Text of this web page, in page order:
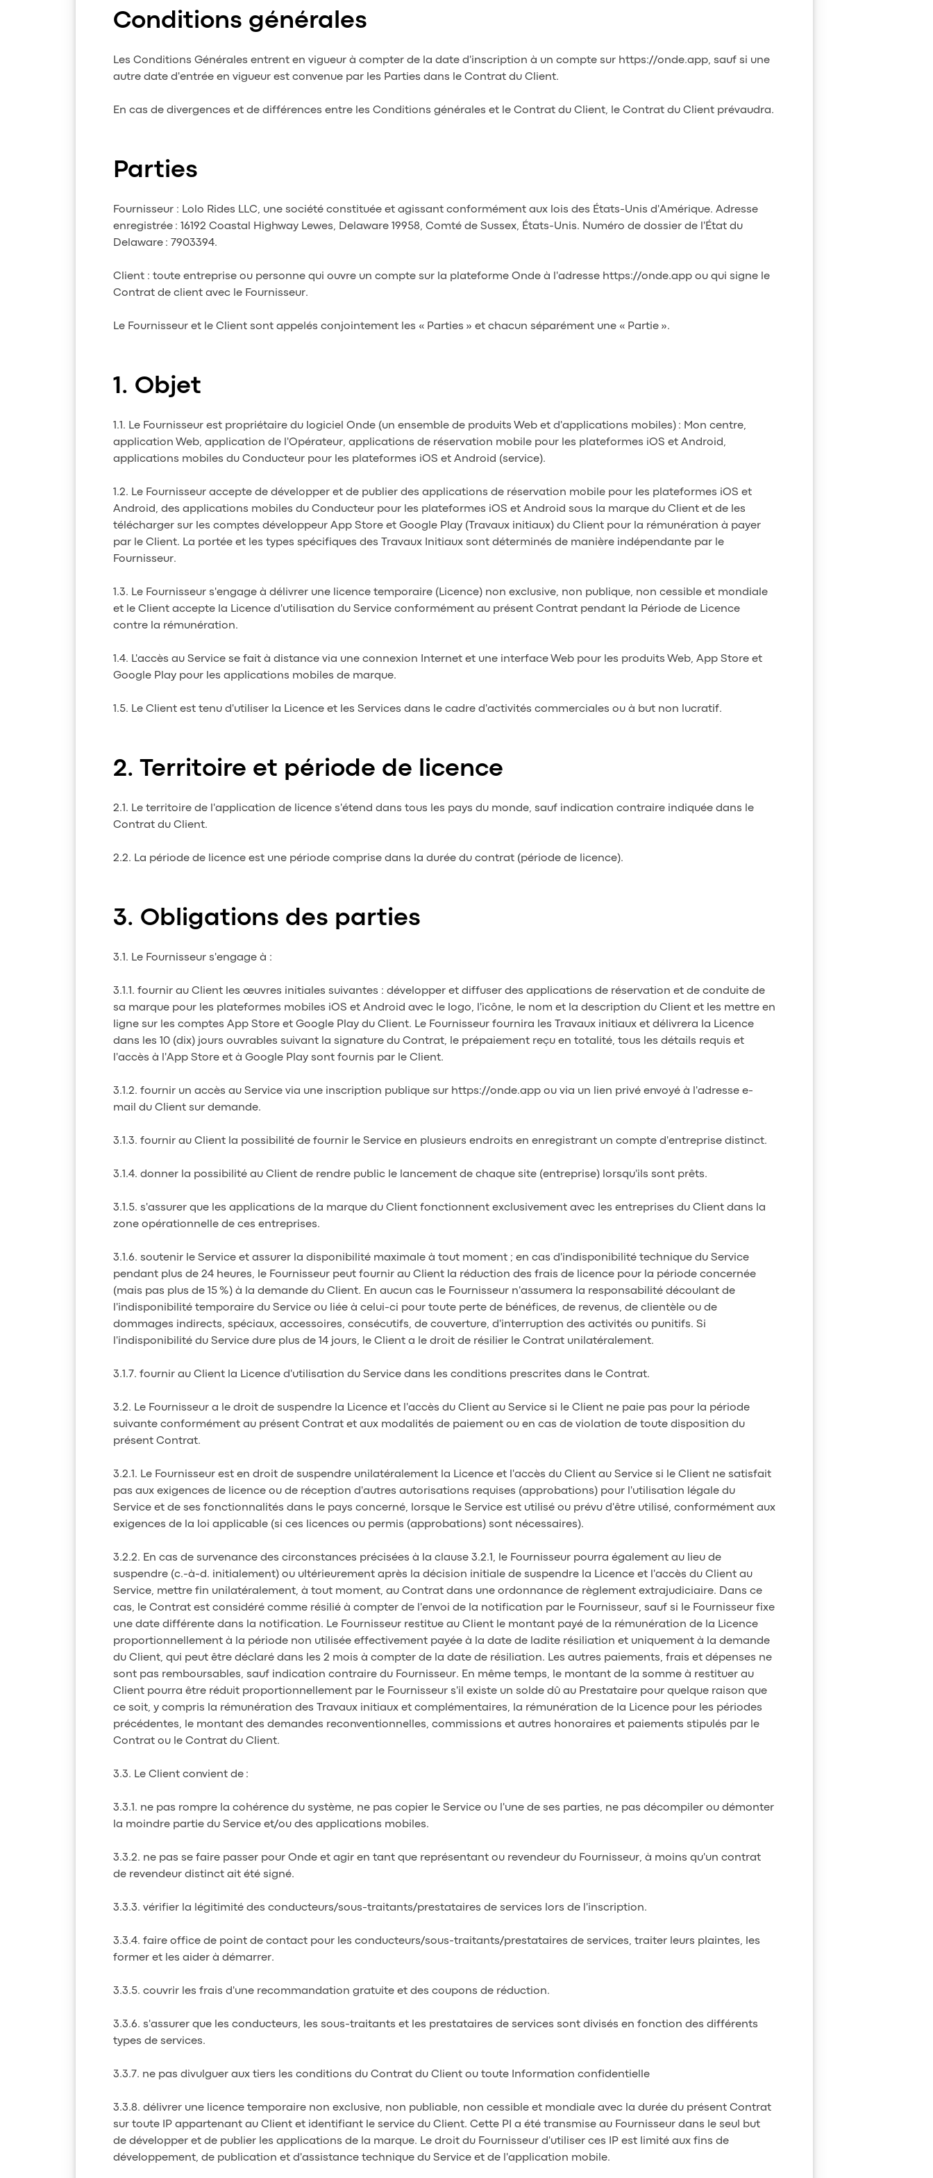
Conditions générales
Les Conditions Générales entrent en vigueur à compter de la date d'inscription à un compte sur https://onde.app, sauf si une
autre date d'entrée en vigueur est convenue par les Parties dans le Contrat du Client.
En cas de divergences et de différences entre les Conditions générales et le Contrat du Client, le Contrat du Client prévaudra.
Parties
Fournisseur : Lolo Rides LLC, une société constituée et agissant conformément aux lois des États-Unis d'Amérique. Adresse
enregistrée : 16192 Coastal Highway Lewes, Delaware 19958, Comté de Sussex, États-Unis. Numéro de dossier de l'État du
Delaware : 7903394.
Client : toute entreprise ou personne qui ouvre un compte sur la plateforme Onde à l'adresse https://onde.app ou qui signe le
Contrat de client avec le Fournisseur.
Le Fournisseur et le Client sont appelés conjointement les « Parties » et chacun séparément une « Partie ».
Objet
1.1. Le Fournisseur est propriétaire du logiciel Onde (un ensemble de produits Web et d'applications mobiles) : Mon centre,
application Web, application de l'Opérateur, applications de réservation mobile pour les plateformes iOS et Android,
applications mobiles du Conducteur pour les plateformes iOS et Android (service).
1.2. Le Fournisseur accepte de développer et de publier des applications de réservation mobile pour les plateformes iOS et
Android, des applications mobiles du Conducteur pour les plateformes iOS et Android sous la marque du Client et de les
télécharger sur les comptes développeur App Store et Google Play (Travaux initiaux) du Client pour la rémunération à payer
par le Client. La portée et les types spécifiques des Travaux Initiaux sont déterminés de manière indépendante par le
Fournisseur.
1.3. Le Fournisseur s'engage à délivrer une licence temporaire (Licence) non exclusive, non publique, non cessible et mondiale
et le Client accepte la Licence d'utilisation du Service conformément au présent Contrat pendant la Période de Licence
contre la rémunération.
1.4. L'accès au Service se fait à distance via une connexion Internet et une interface Web pour les produits Web, App Store et
Google Play pour les applications mobiles de marque.
1.5. Le Client est tenu d'utiliser la Licence et les Services dans le cadre d'activités commerciales ou à but non lucratif.
Territoire et période de licence
2.1. Le territoire de l'application de licence s'étend dans tous les pays du monde, sauf indication contraire indiquée dans le
Contrat du Client.
2.2. La période de licence est une période comprise dans la durée du contrat (période de licence).
Obligations des parties
3.1. Le Fournisseur s'engage à :
3.1.1. fournir au Client les œuvres initiales suivantes : développer et diffuser des applications de réservation et de conduite de
sa marque pour les plateformes mobiles iOS et Android avec le logo, l'icône, le nom et la description du Client et les mettre en
ligne sur les comptes App Store et Google Play du Client. Le Fournisseur fournira les Travaux initiaux et délivrera la Licence
dans les 10 (dix) jours ouvrables suivant la signature du Contrat, le prépaiement reçu en totalité, tous les détails requis et
l'accès à l'App Store et à Google Play sont fournis par le Client.
3.1.2. fournir un accès au Service via une inscription publique sur https://onde.app ou via un lien privé envoyé à l'adresse e-
mail du Client sur demande.
3.1.3. fournir au Client la possibilité de fournir le Service en plusieurs endroits en enregistrant un compte d'entreprise distinct.
3.1.4. donner la possibilité au Client de rendre public le lancement de chaque site (entreprise) lorsqu'ils sont prêts.
3.1.5. s'assurer que les applications de la marque du Client fonctionnent exclusivement avec les entreprises du Client dans la
zone opérationnelle de ces entreprises.
3.1.6. soutenir le Service et assurer la disponibilité maximale à tout moment ; en cas d'indisponibilité technique du Service
pendant plus de 24 heures, le Fournisseur peut fournir au Client la réduction des frais de licence pour la période concernée
(mais pas plus de 15 %) à la demande du Client. En aucun cas le Fournisseur n'assumera la responsabilité découlant de
l'indisponibilité temporaire du Service ou liée à celui-ci pour toute perte de bénéfices, de revenus, de clientèle ou de
dommages indirects, spéciaux, accessoires, consécutifs, de couverture, d'interruption des activités ou punitifs. Si
l'indisponibilité du Service dure plus de 14 jours, le Client a le droit de résilier le Contrat unilatéralement.
3.1.7. fournir au Client la Licence d'utilisation du Service dans les conditions prescrites dans le Contrat.
3.2. Le Fournisseur a le droit de suspendre la Licence et l'accès du Client au Service si le Client ne paie pas pour la période
suivante conformément au présent Contrat et aux modalités de paiement ou en cas de violation de toute disposition du
présent Contrat.
3.2.1. Le Fournisseur est en droit de suspendre unilatéralement la Licence et l'accès du Client au Service si le Client ne satisfait
pas aux exigences de licence ou de réception d'autres autorisations requises (approbations) pour l'utilisation légale du
Service et de ses fonctionnalités dans le pays concerné, lorsque le Service est utilisé ou prévu d'être utilisé, conformément aux
exigences de la loi applicable (si ces licences ou permis (approbations) sont nécessaires).
3.2.2. En cas de survenance des circonstances précisées à la clause 3.2.1, le Fournisseur pourra également au lieu de
suspendre (c.-à-d. initialement) ou ultérieurement après la décision initiale de suspendre la Licence et l'accès du Client au
Service, mettre fin unilatéralement, à tout moment, au Contrat dans une ordonnance de règlement extrajudiciaire. Dans ce
cas, le Contrat est considéré comme résilié à compter de l'envoi de la notification par le Fournisseur, sauf si le Fournisseur fixe
une date différente dans la notification. Le Fournisseur restitue au Client le montant payé de la rémunération de la Licence
proportionnellement à la période non utilisée effectivement payée à la date de ladite résiliation et uniquement à la demande
du Client, qui peut être déclaré dans les 2 mois à compter de la date de résiliation. Les autres paiements, frais et dépenses ne
sont pas remboursables, sauf indication contraire du Fournisseur. En même temps, le montant de la somme à restituer au
Client pourra être réduit proportionnellement par le Fournisseur s'il existe un solde dû au Prestataire pour quelque raison que
ce soit, y compris la rémunération des Travaux initiaux et complémentaires, la rémunération de la Licence pour les périodes
précédentes, le montant des demandes reconventionnelles, commissions et autres honoraires et paiements stipulés par le
Contrat ou le Contrat du Client.
3.3. Le Client convient de :
3.3.1. ne pas rompre la cohérence du système, ne pas copier le Service ou l'une de ses parties, ne pas décompiler ou démonter
la moindre partie du Service et/ou des applications mobiles.
3.3.2. ne pas se faire passer pour Onde et agir en tant que représentant ou revendeur du Fournisseur, à moins qu'un contrat
de revendeur distinct ait été signé.
3.3.3. vérifier la légitimité des conducteurs/sous-traitants/prestataires de services lors de l'inscription.
3.3.4. faire office de point de contact pour les conducteurs/sous-traitants/prestataires de services, traiter leurs plaintes, les
former et les aider à démarrer.
3.3.5. couvrir les frais d'une recommandation gratuite et des coupons de réduction.
3.3.6. s'assurer que les conducteurs, les sous-traitants et les prestataires de services sont divisés en fonction des différents
types de services.
3.3.7. ne pas divulguer aux tiers les conditions du Contrat du Client ou toute Information confidentielle
3.3.8. délivrer une licence temporaire non exclusive, non publiable, non cessible et mondiale avec la durée du présent Contrat
sur toute IP appartenant au Client et identifiant le service du Client. Cette PI a été transmise au Fournisseur dans le seul but
de développer et de publier les applications de la marque. Le droit du Fournisseur d'utiliser ces IP est limité aux fins de
développement, de publication et d'assistance technique du Service et de l'application mobile.